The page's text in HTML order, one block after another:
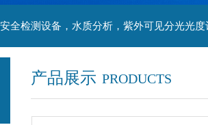
产品展示 PRODUCTS